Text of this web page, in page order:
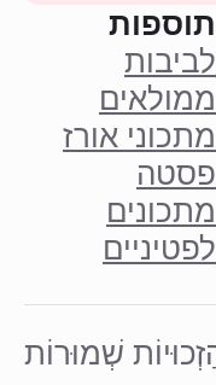
תוספות
לביבות
ממולאים
מתכוני אורז
פסטה
מתכונים
לפטיניים